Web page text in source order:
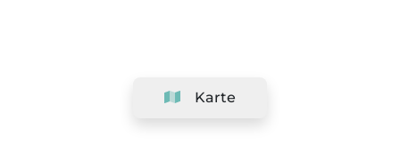
Karte